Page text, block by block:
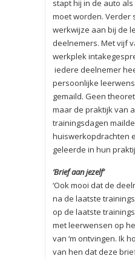
stapt hij in de auto
moet worden. Verder
werkwijze aan bij de
deelnemers. Met vijf
werkplek
iedere deelnemer
persoonlijke
gemaild. Geen
maar de praktijk van
trainingsdagen
huiswerkopdrachten
geleerde in hun
‘Brief aan jezelf’
‘Ook mooi dat de
na de laatste
op de laatste
met leerwensen op
van ‘m ontvingen. Ik
van hen dat deze